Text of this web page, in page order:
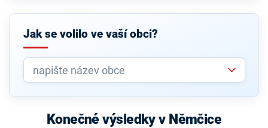
Jak se volilo ve vaší obci?
Konečné výsledky v Němčice